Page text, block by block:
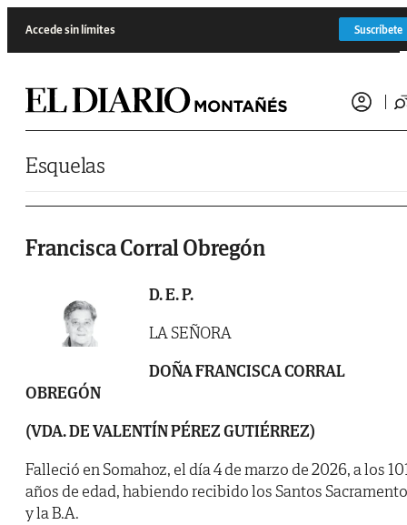
Accede sin límites Suscríbete
Esquelas
Francisca Corral Obregón
D. E. P.
LA SEÑORA
DOÑA FRANCISCA CORRAL
OBREGÓN
(VDA. DE VALENTÍN PÉREZ GUTIÉRREZ)
Falleció en Somahoz, el día 4 de marzo de 2026, a los
años de edad, habiendo recibido los Santos
y la B.A.